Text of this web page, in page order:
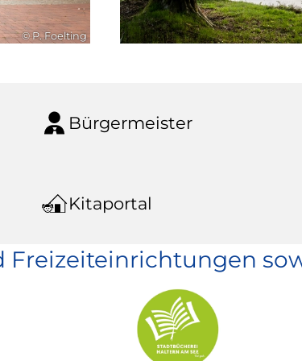
© P. Foelting
Bürgermeister
Kitaportal
Freizeiteinrichtungen